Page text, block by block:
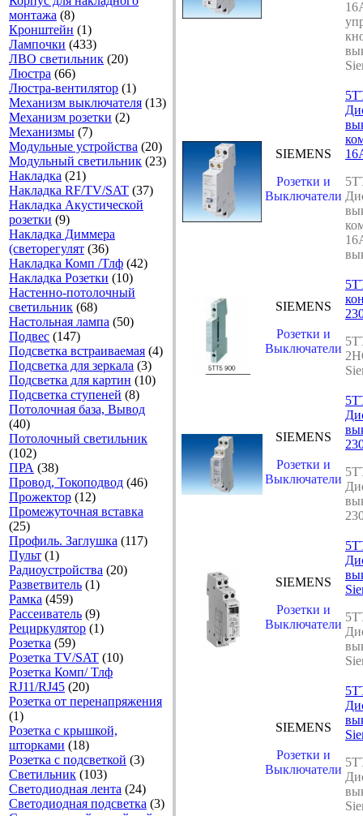
монтажа (8)
Кронштейн (1)
Лампочки (433)
ЛВО светильник (20)
Люстра (66)
Люстра-вентилятор (1)
Механизм выключателя (13)
Механизм розетки (2)
Механизмы (7)
Модульные устройства (20)
Модульный светильник (23)
Накладка (21)
Накладка RF/TV/SAT (37)
Накладка Акустической
розетки (9)
Накладка Диммера
(светорегулят (36)
Накладка Комп /Тлф (42)
Накладка Розетки (10)
Настенно-потолочный
светильник (68)
Настольная лампа (50)
Подвес (147)
Подсветка встраиваемая (4)
Подсветка для зеркала (3)
Подсветка для картин (10)
Подсветка ступеней (8)
Потолочная база, Вывод
(40)
Потолочный светильник
(102)
ПРА (38)
Провод, Токоподвод (46)
Прожектор (12)
Промежуточная вставка
(25)
Профиль. Заглушка (117)
Пульт (1)
Радиоустройства (20)
Разветвитель (1)
Рамка (459)
Рассеиватель (9)
Рециркулятор (1)
Розетка (59)
Розетка TV/SAT (10)
Розетка Комп/ Тлф
RJ11/RJ45 (20)
Розетка от перенапряжения
(1)
Розетка с крышкой,
шторками (18)
Розетка с подсветкой (3)
Светильник (103)
Светодиодная лента (24)
Светодиодная подсветка (3)
SIEMENS
Розетки и
Выключатели
SIEMENS
Розетки и
Выключатели
SIEMENS
Розетки и
Выключатели
SIEMENS
Розетки и
Выключатели
SIEMENS
Розетки и
Выключатели